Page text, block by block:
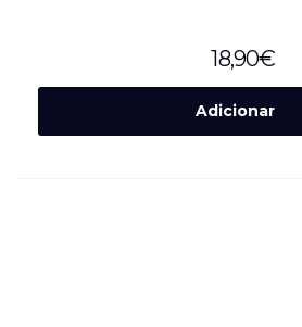
18,90€
Adicionar